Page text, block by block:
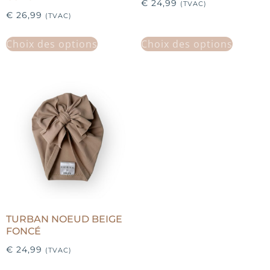
€ 26,99 (TVAC)
Choix des options
€ 24,99 (TVAC)
Choix des options
TURBAN NOEUD BEIGE
FONCÉ
€ 24,99 (TVAC)